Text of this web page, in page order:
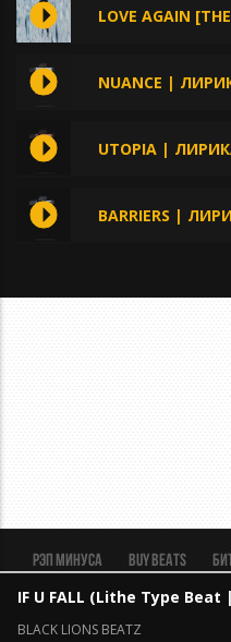
LOVE AGAIN
NUANCE |
UTOPIA |
BARRIERS |
IF U FALL (Lithe Type
BLACK LIONS BEATZ
Рэп минуса BUY BEATS
Рэп биты
Реклама FAQ
Безопасная сделка